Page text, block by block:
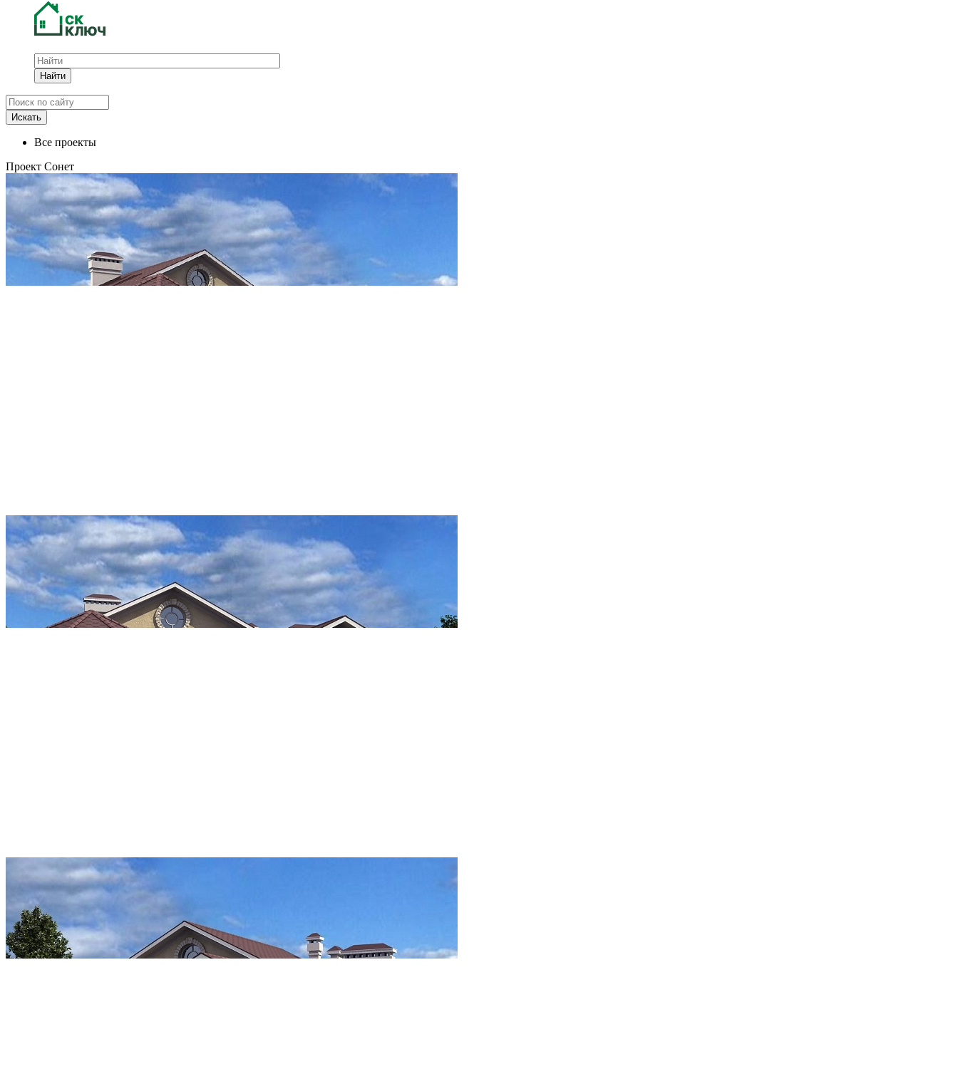
Найти
Все проекты
Проект Сонет